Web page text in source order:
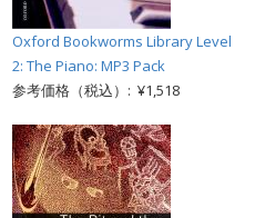
Oxford Bookworms Library Level
2: The Piano: MP3 Pack
参考価格（税込）: ¥1,518